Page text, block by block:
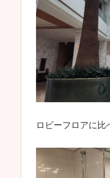
ロビーフロアに比